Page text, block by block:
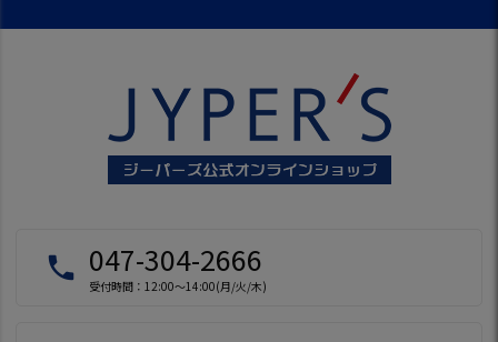
local_phone 047-304-2666
受付時間：12:00～14:00(月/火/木)